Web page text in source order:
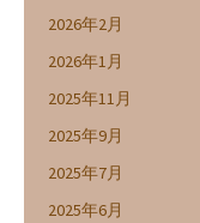
2026年2月
2026年1月
2025年11月
2025年9月
2025年7月
2025年6月